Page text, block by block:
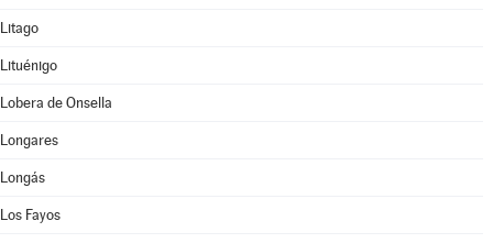
Litago
Lituénigo
Lobera de Onsella
Longares
Longás
Los Fayos